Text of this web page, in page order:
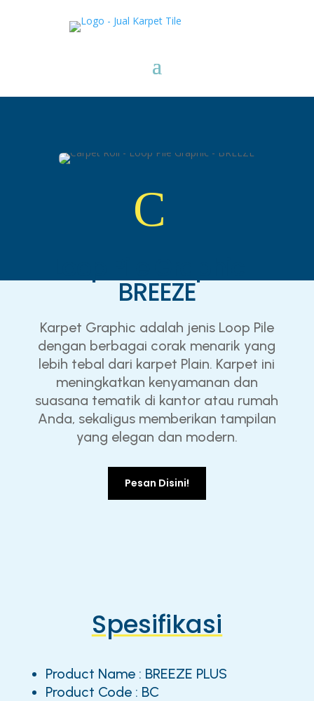
C
BREEZE
Karpet Graphic adalah jenis Loop Pile
dengan berbagai corak menarik yang
lebih tebal dari karpet Plain. Karpet ini
meningkatkan kenyamanan dan
suasana tematik di kantor atau rumah
Anda, sekaligus memberikan tampilan
yang elegan dan modern.
Pesan Disini!
Spesifikasi
Product Name : BREEZE PLUS
Product Code : BC